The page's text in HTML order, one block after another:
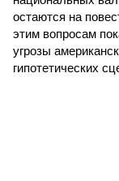
остаются на
этим вопросам
угрозы
гипотетических